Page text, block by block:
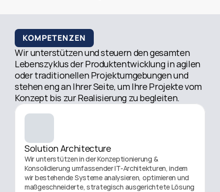
KOMPETENZEN
Wir unterstützen und steuern den gesamten
Lebenszyklus der Produktentwicklung in agilen
oder traditionellen Projektumgebungen und
stehen eng an Ihrer Seite, um Ihre Projekte vom
Konzept bis zur Realisierung zu begleiten.
Solution Architecture
Wir unterstützen in der Konzeptionierung &
Konsolidierung umfassender IT-Architekturen, indem
wir bestehende Systeme analysieren, optimieren und
maßgeschneiderte, strategisch ausgerichtete Lösung